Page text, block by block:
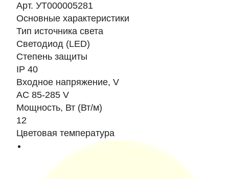
Арт. УТ000005281
Основные характеристики
Тип источника света
Светодиод (LED)
Степень защиты
IP 40
Входное напряжение, V
AC 85-285 V
Мощность, Вт (Вт/м)
12
Цветовая температура